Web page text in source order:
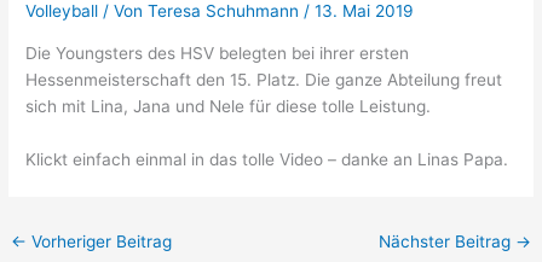
Volleyball / VonTeresa Schuhmann/13. Mai 2019
Die Youngsters des HSV belegten bei ihrer ersten
Hessenmeisterschaft den 15. Platz. Die ganze Abteilung freut
sich mit Lina, Jana und Nele für diese tolle Leistung.
Klickt einfach einmal in das tolle Video – danke an Linas Papa.
← Vorheriger Beitrag Nächster Beitrag →